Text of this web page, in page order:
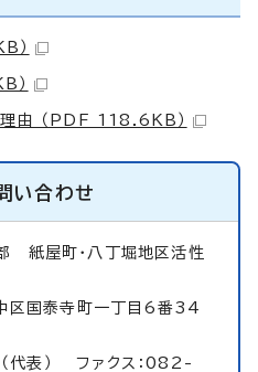
）
）
理由 （PDF 118.6KB）
い合わせ
部 紙屋町・八丁堀地区活性
国泰寺町一丁目6番34
表） ファクス：082-